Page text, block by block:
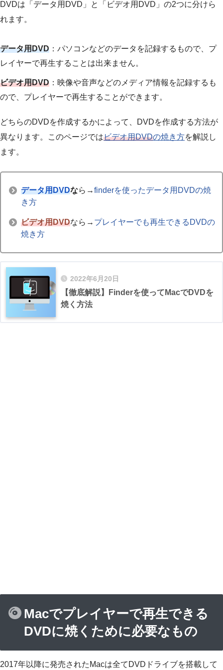
DVDは「データ用DVD」と「ビデオ用DVD」の2つに分けら
れます。
データ用DVD ：パソコンなどのデータを記録するもので、プ
レイヤーで再生することは出来ません。
ビデオ用DVD ：映像や音声などのメディア情報を記録するも
ので、プレイヤーで再生することができます。
どちらのDVDを作成するかによって、DVDを作成する方法が
異なります。このページではビデオ用DVDの焼き方を解説し
ます。
データ用DVDなら→finderを使ったデータ用DVDの焼
き方
ビデオ用DVDなら→ プレイヤーでも再生できるDVDの
焼き方
2022年6月20日
【徹底解説】Finderを使ってMacでDVDを
焼く方法
Macでプレイヤーで再生できる
DVDに焼くために必要なもの
2017年以降に発売されたMacは全てDVDドライブを搭載して